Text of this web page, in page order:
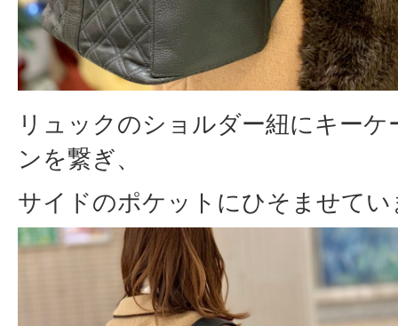
リュックのショルダー紐にキー
ンを繋ぎ、
サイドのポケットにひそませてい